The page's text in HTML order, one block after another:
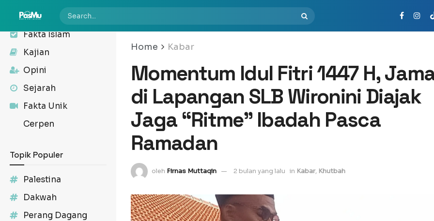
Kabar
Fakta Islam
Kajian
Opini
Sejarah
Fakta Unik
Cerpen
Topik Populer
Palestina
Dakwah
Perang Dagang
Home Kabar
Momentum Idul Fitri 1447 H,
di Lapangan SLB Wironini Diajak
Jaga “Ritme” Ibadah Pasca
Ramadan
oleh Firnas Muttaqin 2 bulan yang lalu in Kabar, Khutbah